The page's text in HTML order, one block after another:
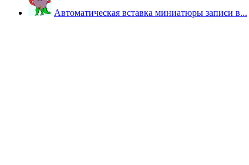
Автоматическая вставка миниатюры записи в...